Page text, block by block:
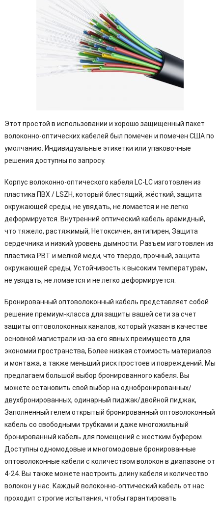
Этот простой в использовании и хорошо защищенный пакет
волоконно-оптических кабелей был помечен и помечен США по
умолчанию. Индивидуальные этикетки или упаковочные
решения доступны по запросу.
Корпус волоконно-оптического кабеля LC-LC изготовлен из
пластика ПВХ / LSZH, который блестящий, жёсткий, защита
окружающей среды, не увядать, не ломается и не легко
деформируется. Внутренний оптический кабель арамидный,
что тяжело, растяжимый, Нетоксичен, антипирен, Защита
сердечника и низкий уровень дымности. Разъем изготовлен из
пластика PBT и мелкой меди, что твердо, прочный, защита
окружающей среды, Устойчивость к высоким температурам,
не увядать, не ломается и не легко деформируется.
Бронированный оптоволоконный кабель представляет собой
решение премиум-класса для защиты вашей сети за счет
защиты оптоволоконных каналов, который указан в качестве
основной магистрали из-за его явных преимуществ для
экономии пространства, Более низкая стоимость материалов
и монтажа, а также меньший риск простоев и повреждений. Мы
предлагаем большой выбор бронированного кабеля. Вы
можете остановить свой выбор на однобронированных/
двухбронированных, одинарный пиджак/двойной пиджак,
Заполненный гелем открытый бронированный оптоволоконный
кабель со свободными трубками и даже многожильный
бронированный кабель для помещений с жестким буфером.
Доступны одномодовые и многомодовые бронированные
оптоволоконные кабели с количеством волокон в диапазоне от
4-24. Вы также можете настроить длину кабеля и количество
волокон у нас. Каждый волоконно-оптический кабель от нас
проходит строгие испытания, чтобы гарантировать